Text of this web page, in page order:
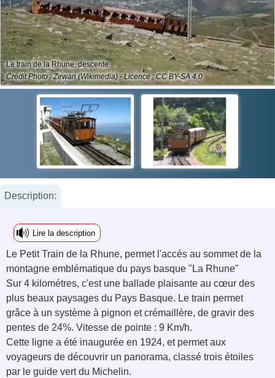
Le train de la Rhune, descente
Crédit Photo : Zewan (Wikimedia) - Licence : CC BY-SA 4.0
Description:
Lire la description
Le Petit Train de la Rhune, permet l'accés au sommet de la
montagne emblématique du pays basque "La Rhune"
Sur 4 kilométres, c'est une ballade plaisante au cœur des
plus beaux paysages du Pays Basque. Le train permet
grâce à un système à pignon et crémaillère, de gravir des
pentes de 24%. Vitesse de pointe : 9 Km/h.
Cette ligne a été inaugurée en 1924, et permet aux
voyageurs de découvrir un panorama, classé trois étoiles
par le guide vert du Michelin.